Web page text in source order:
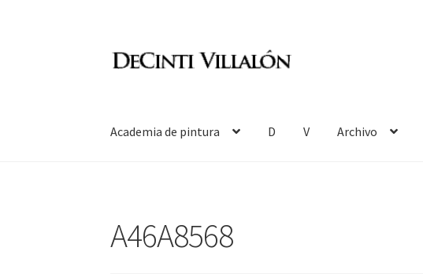
Academia de pintura D V Archivo
A46A8568